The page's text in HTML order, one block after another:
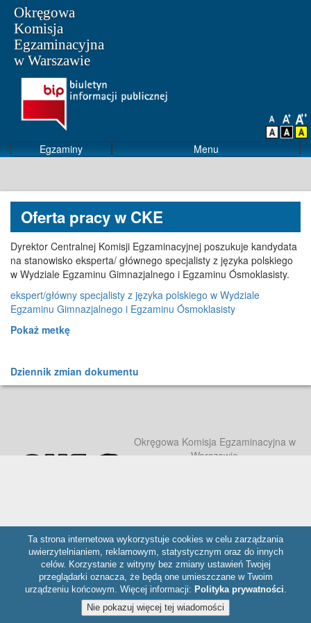
Okręgowa
Komisja
Egzaminacyjna
w Warszawie
Egzaminy Menu
Oferta pracy w CKE
Dyrektor Centralnej Komisji Egzaminacyjnej poszukuje kandydata
na stanowisko eksperta/ głównego specjalisty z języka polskiego
w Wydziale Egzaminu Gimnazjalnego i Egzaminu Ósmoklasisty.
ekspert/główny specjalisty z języka polskiego w Wydziale
Egzaminu Gimnazjalnego i Egzaminu Ósmoklasisty
Pokaż metkę
Dziennik zmian dokumentu
Okręgowa Komisja Egzaminacyjna w
Warszawie
Ta strona internetowa wykorzystuje cookies w celu zarządzania
uwierzytelnianiem, reklamowym, statystycznym oraz do innych
celów. Korzystanie z witryny bez zmiany ustawień Twojej
przeglądarki oznacza, że będą one umieszczane w Twoim
urządzeniu końcowym. Więcej informacji: Polityka prywatności.